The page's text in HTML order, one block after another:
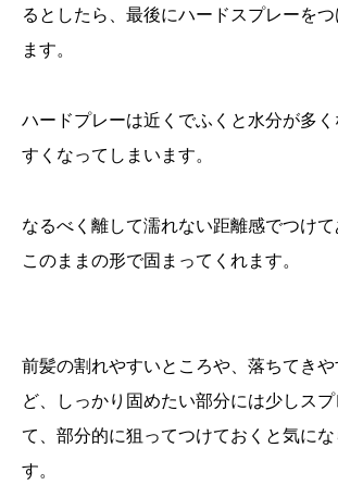
るとしたら、最後にハードスプレーを
ます。
ハードプレーは近くでふくと水分が多
すくなってしまいます。
なるべく離して濡れない距離感でつけて
このままの形で固まってくれます。
前髪の割れやすいところや、落ちてき
ど、しっかり固めたい部分には少しス
て、部分的に狙ってつけておくと気にな
す。